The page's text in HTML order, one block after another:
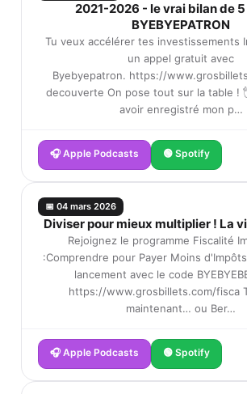
2021-2026 - le vrai bilan de
BYEBYEPATRON
Tu veux accélérer tes investissements
un appel gratuit avec
Byebyepatron. https://
decouverte On pose tout sur la table !
avoir enregistré mon p…
🎧 Apple Podcasts 🟢 Spotify
📅 04 mars 2026
Diviser pour mieux multiplier ! La
Rejoignez le programme Fiscalité
:Comprendre pour Payer Moins
lancement avec le code
https://www.grosbillets.com/fisca
maintenant… ou Ber…
🎧 Apple Podcasts 🟢 Spotify